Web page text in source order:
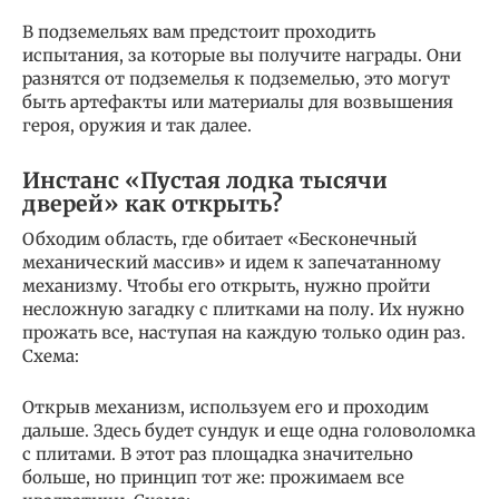
В подземельях вам предстоит проходить
испытания, за которые вы получите награды. Они
разнятся от подземелья к подземелью, это могут
быть артефакты или материалы для возвышения
героя, оружия и так далее.
Инстанс «Пустая лодка тысячи
дверей» как открыть?
Обходим область, где обитает «Бесконечный
механический массив» и идем к запечатанному
механизму. Чтобы его открыть, нужно пройти
несложную загадку с плитками на полу. Их нужно
прожать все, наступая на каждую только один раз.
Схема:
Открыв механизм, используем его и проходим
дальше. Здесь будет сундук и еще одна головоломка
с плитами. В этот раз площадка значительно
больше, но принцип тот же: прожимаем все